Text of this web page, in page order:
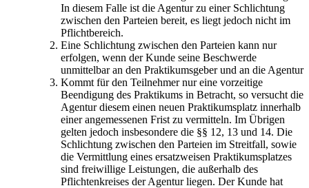
In diesem Falle ist die Agentur zu einer Schlichtung
zwischen den Parteien bereit, es liegt jedoch nicht im
Pflichtbereich.
Eine Schlichtung zwischen den Parteien kann nur
erfolgen, wenn der Kunde seine Beschwerde
unmittelbar an den Praktikumsgeber und an die Agentur
Kommt für den Teilnehmer nur eine vorzeitige
Beendigung des Praktikums in Betracht, so versucht die
Agentur diesem einen neuen Praktikumsplatz innerhalb
einer angemessenen Frist zu vermitteln. Im Übrigen
gelten jedoch insbesondere die §§ 12, 13 und 14. Die
Schlichtung zwischen den Parteien im Streitfall, sowie
die Vermittlung eines ersatzweisen Praktikumsplatzes
sind freiwillige Leistungen, die außerhalb des
Pflichtenkreises der Agentur liegen. Der Kunde hat